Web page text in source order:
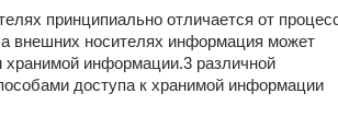
принципиально отличается от
внешних носителях информация может
информации.3 различной
доступа к хранимой информации